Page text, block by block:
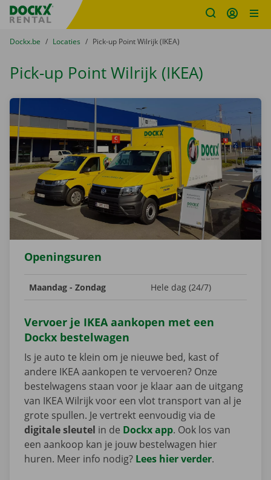
Fratello DEMO
U bevindt zich hier:
van
Dockx.be naar
Locaties naar
Pick-up Point Wilrijk (IKEA)
Pick-up Point Wilrijk (IKEA)
Openingsuren
Maandag - Zondag Hele dag (24/7)
Vervoer je IKEA aankopen met een
Dockx bestelwagen
Is je auto te klein om je nieuwe bed, kast of
andere IKEA aankopen te vervoeren? Onze
bestelwagens staan voor je klaar aan de uitgang
van IKEA Wilrijk voor een vlot transport van al je
grote spullen. Je vertrekt eenvoudig via de
digitale sleutel in de Dockx app. Ook los van
een aankoop kan je jouw bestelwagen hier
huren. Meer info nodig? Lees hier verder.